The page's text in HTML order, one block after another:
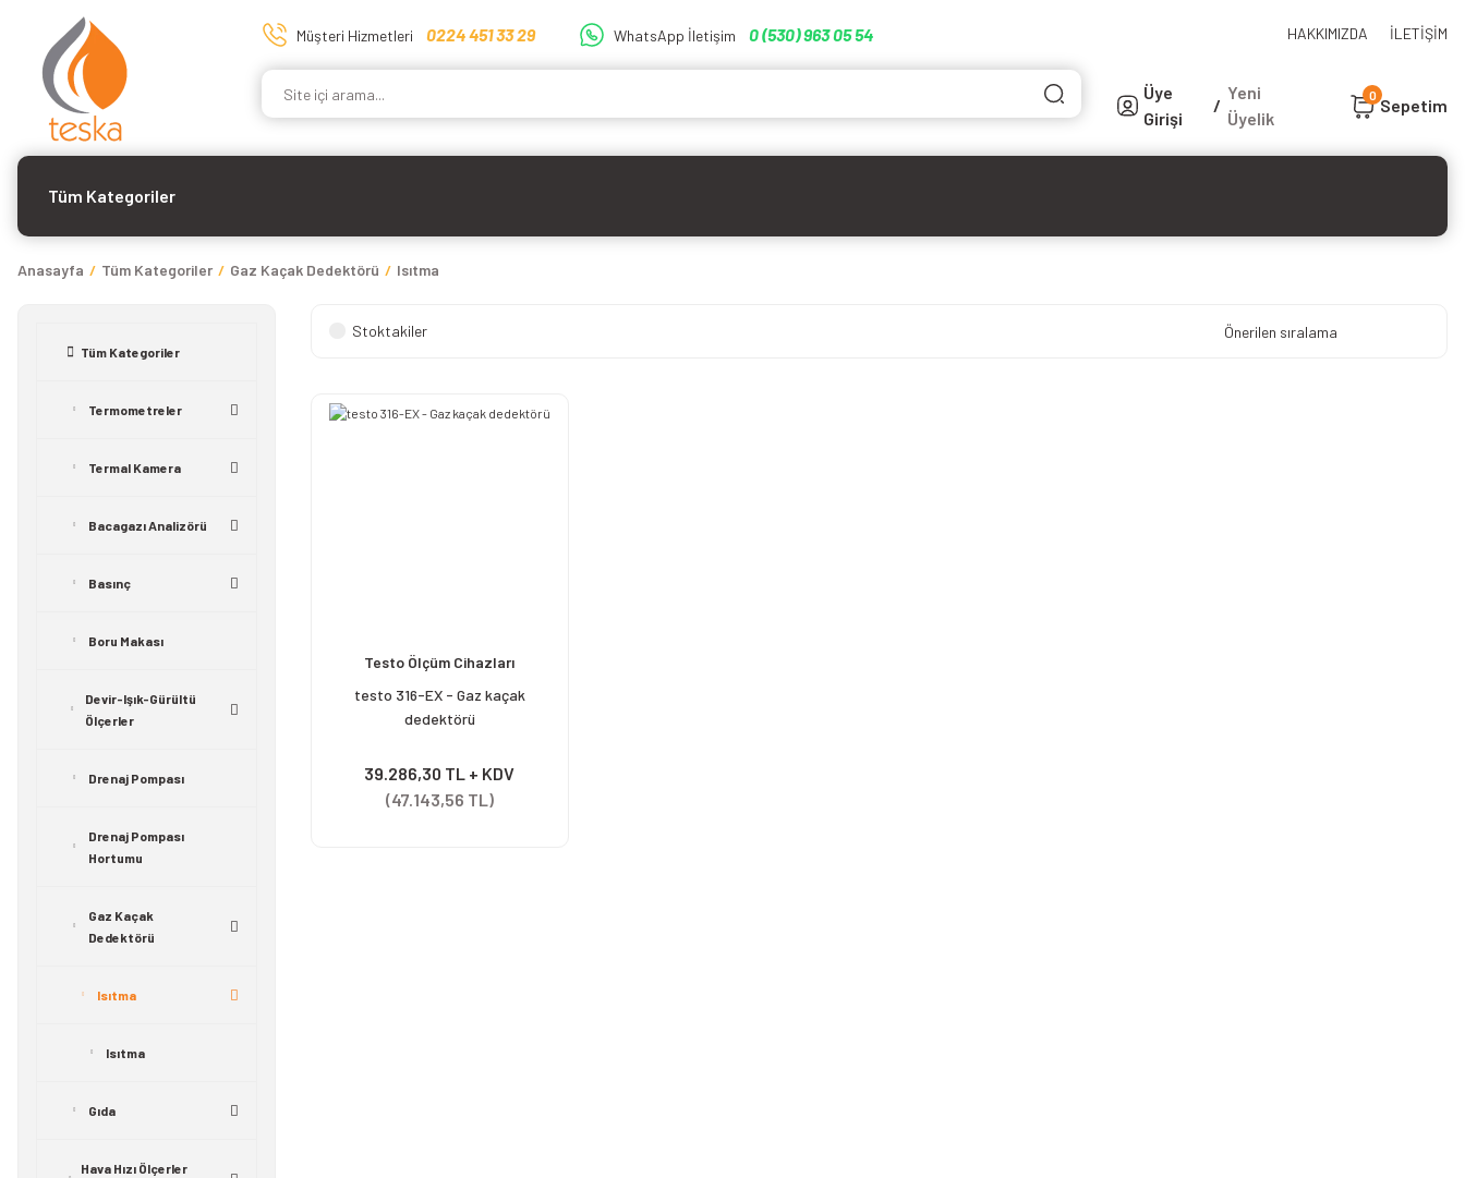
Müşteri Hizmetleri 0224 451 33 29 WhatsApp İletişim 0 (530) 963 05 54 HAKKIMIZDA İLETİŞİM
Üye
Girişi
/
Yeni
Üyelik
0 Sepetim
Tüm Kategoriler
Anasayfa Tüm Kategoriler Gaz Kaçak Dedektörü Isıtma
Tüm Kategoriler
Termometreler
Termal Kamera
Bacagazı Analizörü
Basınç
Boru Makası
Devir-Işık-Gürültü
Ölçerler
Drenaj Pompası
Drenaj Pompası
Hortumu
Gaz Kaçak
Dedektörü
Isıtma
Isıtma
Gıda
Hava Hızı Ölçerler
Stoktakiler
Testo Ölçüm Cihazları
testo 316-EX - Gaz kaçak
dedektörü
39.286,30 TL + KDV
(47.143,56 TL)